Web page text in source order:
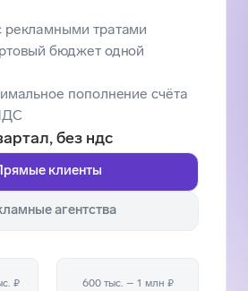
рекламными тратами
бюджет одной
пополнение счёта
без ндс
клиенты
агентства
₽ 600 тыс. – 1 млн ₽